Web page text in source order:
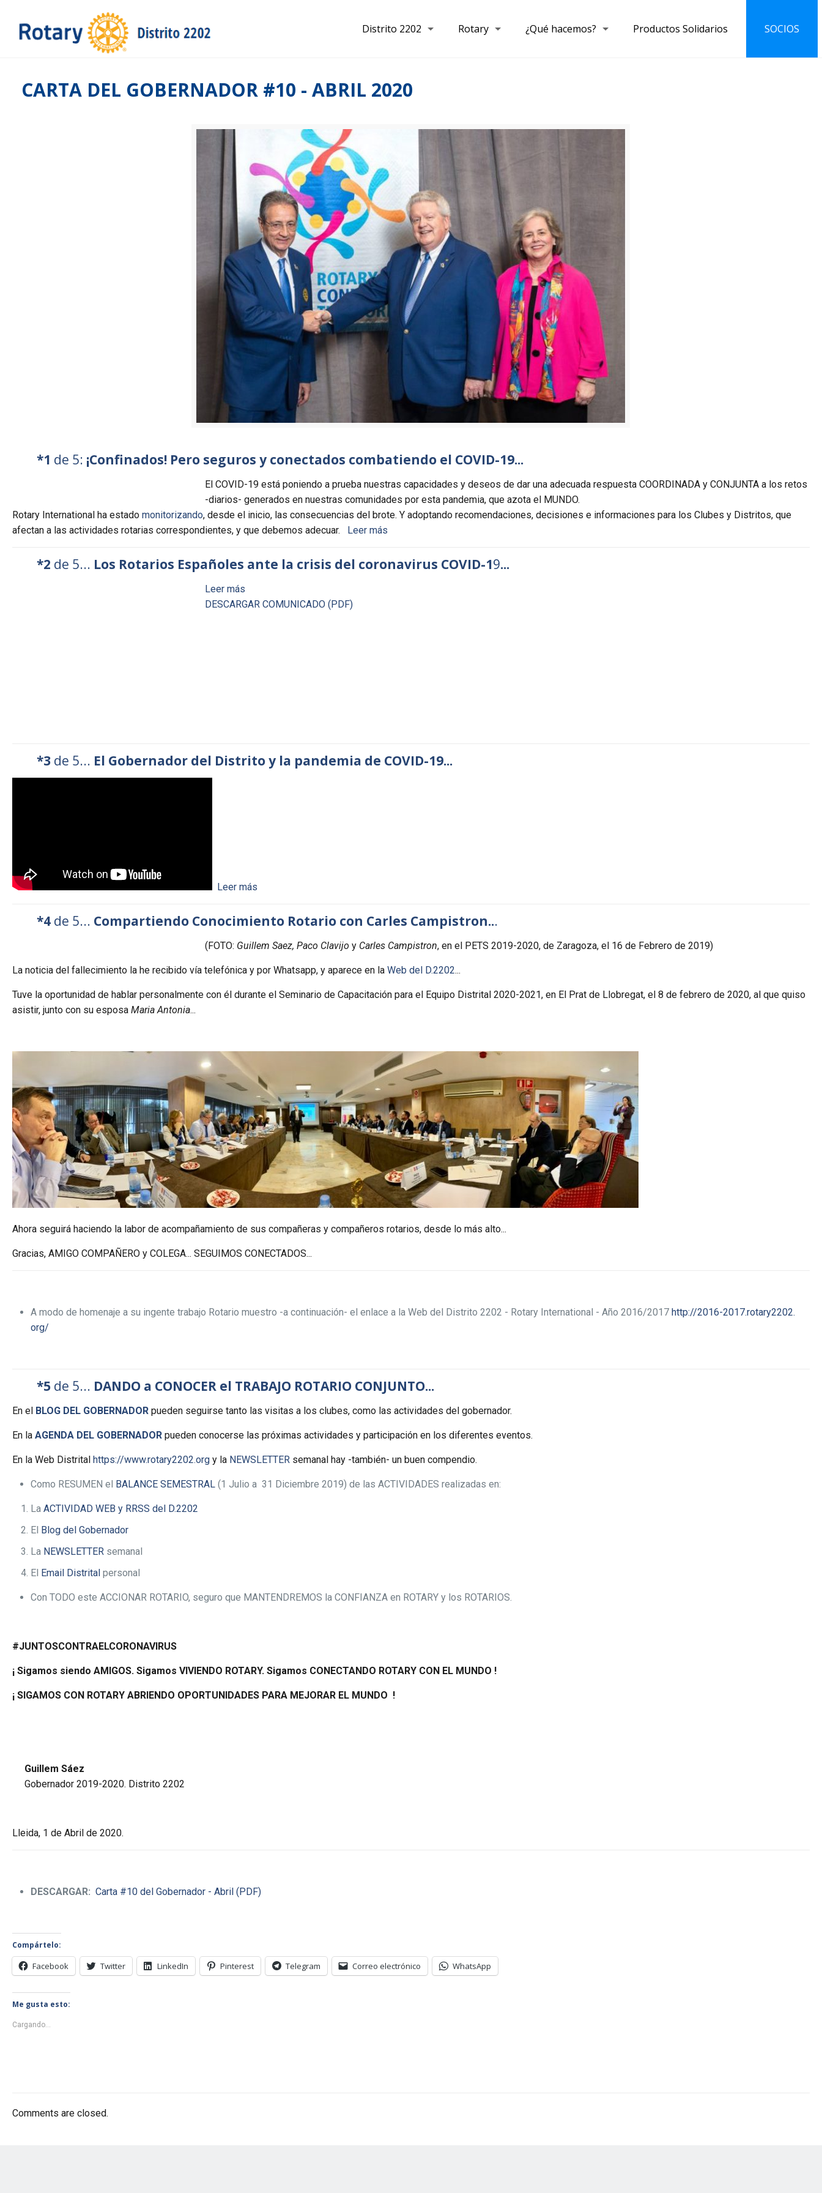
Distrito 2202 Rotary ¿Qué hacemos? Productos Solidarios SOCIOS
CARTA DEL GOBERNADOR #10 - ABRIL 2020
*1 de 5: ¡Confinados! Pero seguros y conectados combatiendo el COVID-19...
El COVID-19 está poniendo a prueba nuestras capacidades y deseos de dar una adecuada respuesta COORDINADA y CONJUNTA a los retos
-diarios- generados en nuestras comunidades por esta pandemia, que azota el MUNDO.
Rotary International ha estadomonitorizando, desde el inicio, las consecuencias del brote. Y adoptando recomendaciones, decisiones e informaciones para los Clubes y Distritos, que
afectan a las actividades rotarias correspondientes, y que debemos adecuar. Leer más
*2 de 5... Los Rotarios Españoles ante la crisis del coronavirus COVID-19...
Leer más
DESCARGAR COMUNICADO (PDF)
*3 de 5... El Gobernador del Distrito y la pandemia de COVID-19...
Leer más
*4 de 5... Compartiendo Conocimiento Rotario con Carles Campistron...
(FOTO: Guillem Saez, Paco Clavijo y Carles Campistron, en el PETS 2019-2020, de Zaragoza, el 16 de Febrero de 2019)
La noticia del fallecimiento la he recibido vía telefónica y por Whatsapp, y aparece en laWeb del D.2202...
Tuve la oportunidad de hablar personalmente con él durante el Seminario de Capacitación para el Equipo Distrital 2020-2021, en El Prat de Llobregat, el 8 de febrero de 2020, al que quiso
asistir, junto con su esposaMaria Antonia...
Ahora seguirá haciendo la labor de acompañamiento de sus compañeras y compañeros rotarios, desde lo más alto...
Gracias, AMIGO COMPAÑERO y COLEGA... SEGUIMOS CONECTADOS...
A modo de homenaje a su ingente trabajo Rotario muestro -a continuación- el enlace a la Web del Distrito 2202 - Rotary International - Año 2016/2017http://2016-2017.rotary2202.
org/
*5 de 5... DANDO a CONOCER el TRABAJO ROTARIO CONJUNTO...
En el BLOG DEL GOBERNADOR pueden seguirse tanto las visitas a los clubes, como las actividades del gobernador.
En laAGENDA DEL GOBERNADOR pueden conocerse las próximas actividades y participación en los diferentes eventos.
En la Web Distritalhttps://www.rotary2202.org y la NEWSLETTER semanal hay -también- un buen compendio.
Como RESUMEN el BALANCE SEMESTRAL (1 Julio a 31 Diciembre 2019) de las ACTIVIDADES realizadas en:
LaACTIVIDAD WEB y RRSS del D.2202
El Blog del Gobernador
La NEWSLETTER semanal
El Email Distrital personal
Con TODO este ACCIONAR ROTARIO, seguro que MANTENDREMOS la CONFIANZA en ROTARY y los ROTARIOS.
#JUNTOSCONTRAELCORONAVIRUS
¡ Sigamos siendo AMIGOS. Sigamos VIVIENDO ROTARY. Sigamos CONECTANDO ROTARY CON EL MUNDO !
¡ SIGAMOS CON ROTARY ABRIENDO OPORTUNIDADES PARA MEJORAR EL MUNDO !
GuillemSáez
Gobernador 2019-2020. Distrito 2202
Lleida, 1 de Abril de 2020.
DESCARGAR:Carta #10 del Gobernador - Abril (PDF)
Compártelo:
Facebook Twitter LinkedIn Pinterest Telegram Correo electrónico WhatsApp
Me gusta esto:
Cargando...
Comments are closed.